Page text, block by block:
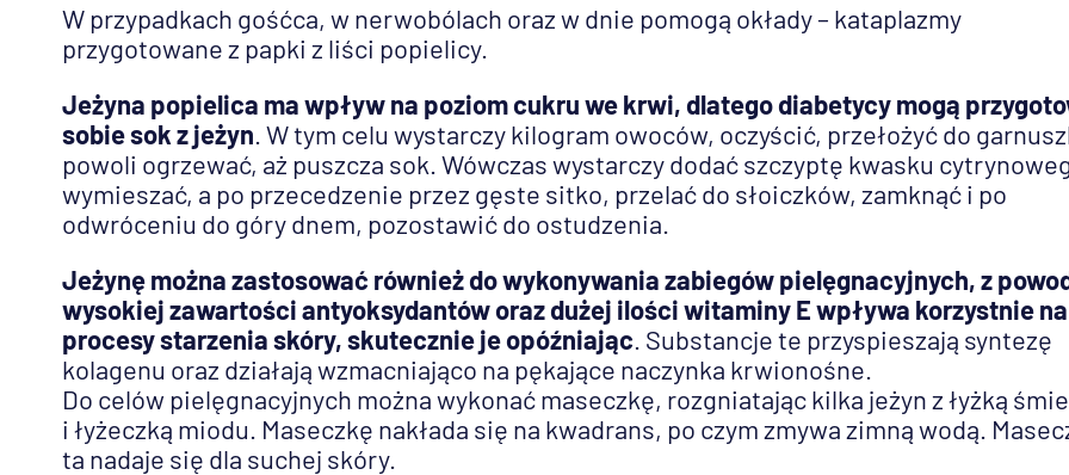
W przypadkach gośćca, w nerwobólach oraz w dnie pomogą okłady – kataplazmy
przygotowane z papki z liści popielicy.
Jeżyna popielica ma wpływ na poziom cukru we krwi, dlatego diabetycy mogą
sobie sok z jeżyn . W tym celu wystarczy kilogram owoców, oczyścić, przełożyć do
powoli ogrzewać, aż puszcza sok. Wówczas wystarczy dodać szczyptę kwasku
wymieszać, a po przecedzenie przez gęste sitko, przelać do słoiczków, zamknąć i po
odwróceniu do góry dnem, pozostawić do ostudzenia.
Jeżynę można zastosować również do wykonywania zabiegów pielęgnacyjnych, z
wysokiej zawartości antyoksydantów oraz dużej ilości witaminy E wpływa korzystnie na
procesy starzenia skóry, skutecznie je opóźniając . Substancje te przyspieszają syntezę
kolagenu oraz działają wzmacniająco na pękające naczynka krwionośne.
Do celów pielęgnacyjnych można wykonać maseczkę, rozgniatając kilka jeżyn z łyżką
i łyżeczką miodu. Maseczkę nakłada się na kwadrans, po czym zmywa zimną wodą.
ta nadaje się dla suchej skóry.